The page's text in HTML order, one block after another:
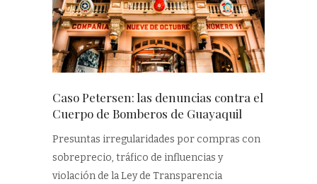
Caso Petersen: las denuncias contra el
Cuerpo de Bomberos de Guayaquil
Presuntas irregularidades por compras con
sobreprecio, tráfico de influencias y
violación de la Ley de Transparencia